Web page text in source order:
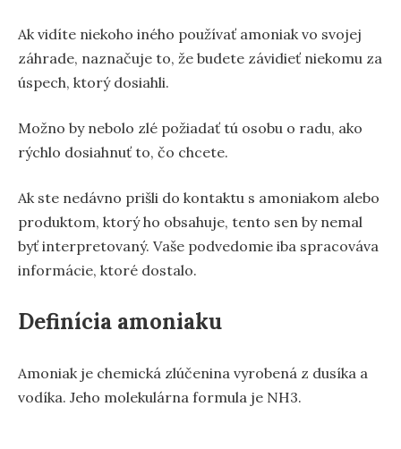
Ak vidíte niekoho iného používať amoniak vo svojej
záhrade, naznačuje to, že budete závidieť niekomu za
úspech, ktorý dosiahli.
Možno by nebolo zlé požiadať tú osobu o radu, ako
rýchlo dosiahnuť to, čo chcete.
Ak ste nedávno prišli do kontaktu s amoniakom alebo
produktom, ktorý ho obsahuje, tento sen by nemal
byť interpretovaný. Vaše podvedomie iba spracováva
informácie, ktoré dostalo.
Definícia amoniaku
Amoniak je chemická zlúčenina vyrobená z dusíka a
vodíka. Jeho molekulárna formula je NH3.